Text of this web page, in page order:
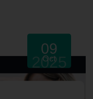
09
Oct
2025